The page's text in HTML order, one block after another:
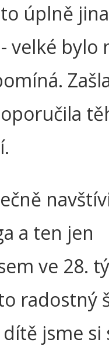
úplně
velké bylo
a ten jen
ve 28.
radostný
jsme si